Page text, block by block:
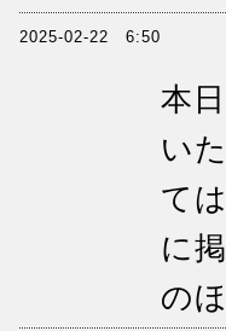
2025-02-22 6:50
本
い
て
に
の